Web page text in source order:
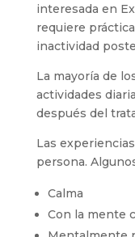
interesada en
requiere
inactividad
La mayoría de
actividades
después del
Las
persona.
Calma
Con la mente